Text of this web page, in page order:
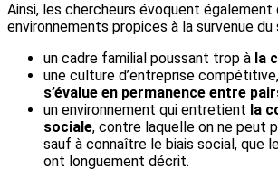
Ainsi, les chercheurs évoquent également
environnements propices à la survenue du
un cadre familial poussant trop à la
une culture d’entreprise
s’évalue en permanence entre
un environnement qui entretient la
sociale, contre laquelle on ne peut
sauf à connaître le biais social, que
ont longuement décrit.